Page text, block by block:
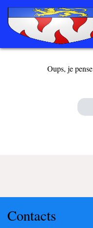
Oups, je
Contacts